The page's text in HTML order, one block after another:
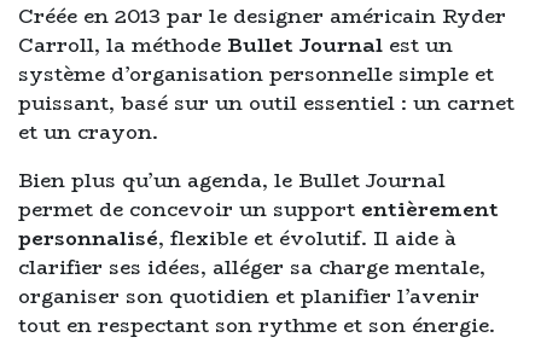
Créée en 2013 par le designer américain Ryder
Carroll, la méthode Bullet Journal est un
système d’organisation personnelle simple et
puissant, basé sur un outil essentiel : un carnet
et un crayon.
Bien plus qu’un agenda, le Bullet Journal
permet de concevoir un support entièrement
personnalisé, flexible et évolutif. Il aide à
clarifier ses idées, alléger sa charge mentale,
organiser son quotidien et planifier l’avenir
tout en respectant son rythme et son énergie.